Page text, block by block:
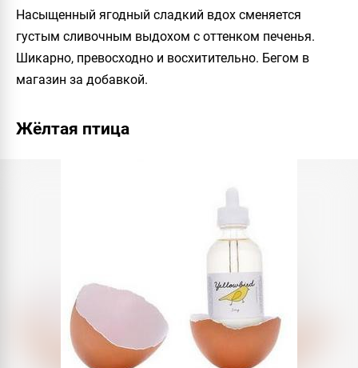
Насыщенный ягодный сладкий вдох сменяется
густым сливочным выдохом с оттенком печенья.
Шикарно, превосходно и восхитительно. Бегом в
магазин за добавкой.
Жёлтая птица